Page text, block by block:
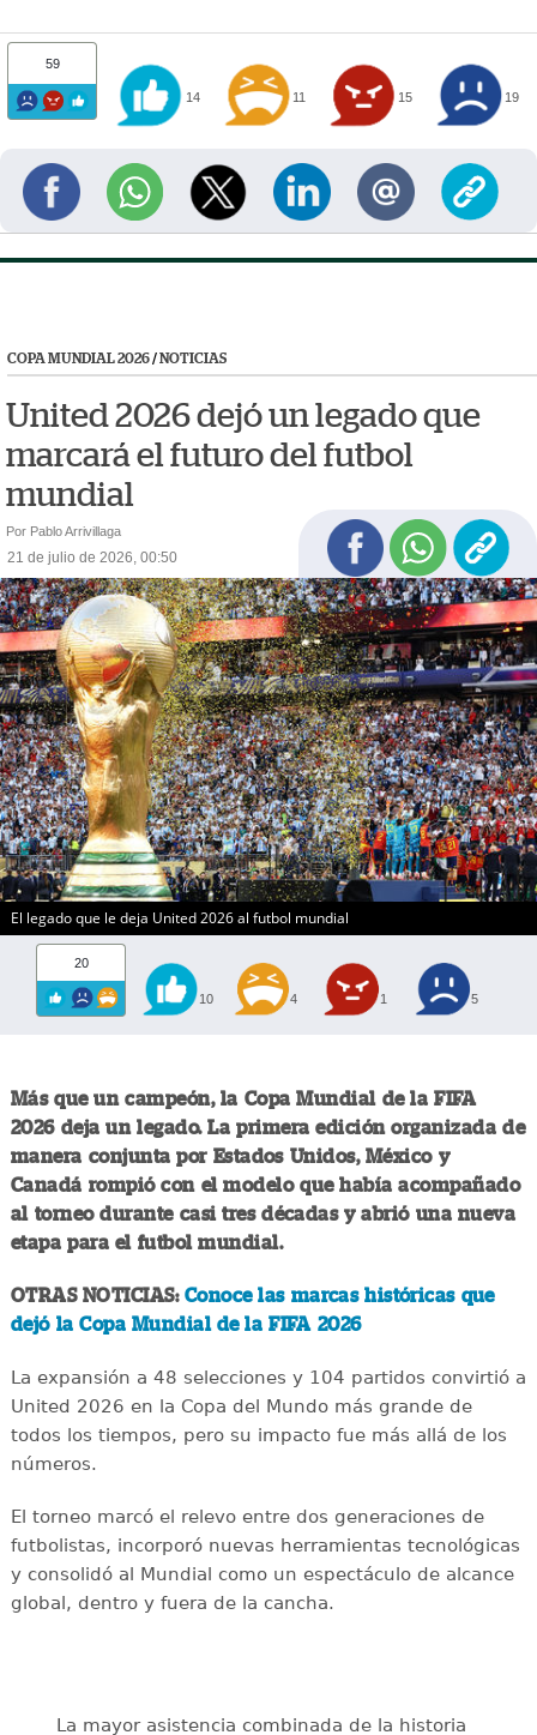
59
14 11 15 19
COPA MUNDIAL 2026/NOTICIAS
United 2026 dejó un legado que
marcará el futuro del futbol
mundial
Por Pablo Arrivillaga
21 de julio de 2026, 00:50
El legado que le deja United 2026 al futbol mundial
20
10 4 1 5
Más que un campeón, la Copa Mundial de la FIFA
2026 deja un legado. La primera edición organizada de
manera conjunta por Estados Unidos, México y
Canadá rompió con el modelo que había acompañado
al torneo durante casi tres décadas y abrió una nueva
etapa para el futbol mundial.
OTRAS NOTICIAS: Conoce las marcas históricas que
dejó la Copa Mundial de la FIFA 2026
La expansión a 48 selecciones y 104 partidos convirtió a
United 2026 en la Copa del Mundo más grande de
todos los tiempos, pero su impacto fue más allá de los
números.
El torneo marcó el relevo entre dos generaciones de
futbolistas, incorporó nuevas herramientas tecnológicas
y consolidó al Mundial como un espectáculo de alcance
global, dentro y fuera de la cancha.
La mayor asistencia combinada de la historia